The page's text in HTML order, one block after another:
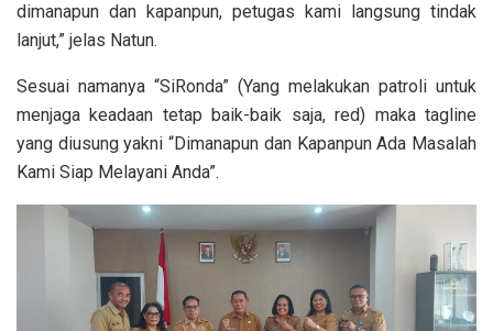
dimanapun dan kapanpun, petugas kami langsung tindak
lanjut,” jelas Natun.
Sesuai namanya “SiRonda” (Yang melakukan patroli untuk
menjaga keadaan tetap baik-baik saja, red) maka tagline
yang diusung yakni “Dimanapun dan Kapanpun Ada Masalah
Kami Siap Melayani Anda”.